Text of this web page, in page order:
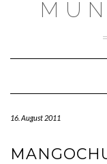
16. August 2011